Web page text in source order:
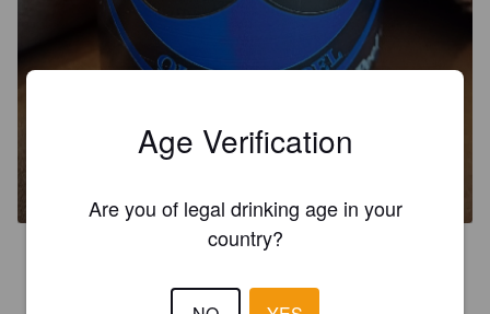
GESTRAFTE SNOR
Dies Quadrupel ist tief schwarzbraun, die altweiße Blume
Age Verification
Are you of legal drinking age in your
country?